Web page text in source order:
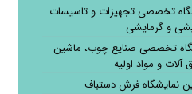
تخصصی تجهیزات و تاسیسات
و گرمایشی
تخصصی صنایع چوب، ماشین
آلات و مواد اولیه
نمایشگاه فرش دستباف